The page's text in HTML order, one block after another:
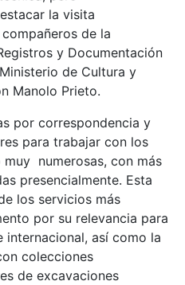
la visita
de la
y Documentación
de Cultura y
Manolo Prieto.
por correspondencia y
para trabajar con los
numerosas, con más
presencialmente. Esta
los servicios más
por su relevancia para
internacional, así como la
colecciones
de excavaciones